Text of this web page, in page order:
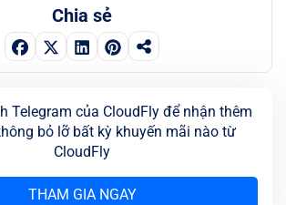
Chia sẻ
Telegram của CloudFly để nhận thêm
bỏ lỡ bất kỳ khuyến mãi nào từ
CloudFly
THAM GIA NGAY